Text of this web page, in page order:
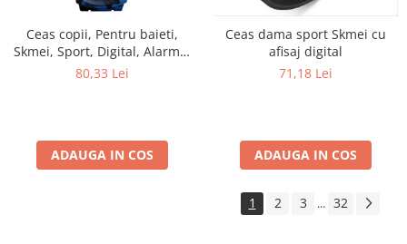
Ceas copii, Pentru baieti,
Skmei, Sport, Digital, Alarma,
Cronometru, Alarma,
80,33 Lei
ADAUGA IN COS
Ceas dama sport Skmei cu
afisaj digital
71,18 Lei
ADAUGA IN COS
1 2 3 ... 32